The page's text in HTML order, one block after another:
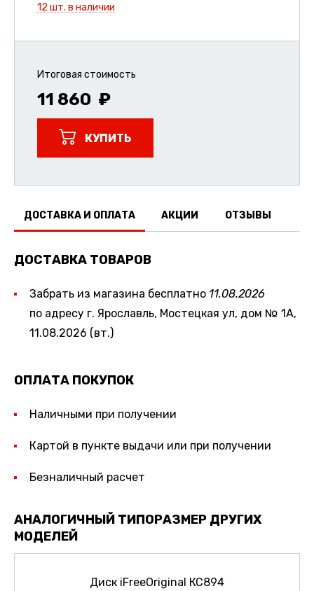
12 шт. в наличии
Итоговая стоимость
11 860
КУПИТЬ
ДОСТАВКА И ОПЛАТА АКЦИИ ОТЗЫВЫ
ДОСТАВКА ТОВАРОВ
Забрать из магазина бесплатно 11.08.2026
по адресу г. Ярославль, Мостецкая ул, дом № 1А,
11.08.2026 (вт.)
ОПЛАТА ПОКУПОК
Наличными при получении
Картой в пункте выдачи или при получении
Безналичный расчет
АНАЛОГИЧНЫЙ ТИПОРАЗМЕР ДРУГИХ
МОДЕЛЕЙ
Диск iFreeOriginal КС894